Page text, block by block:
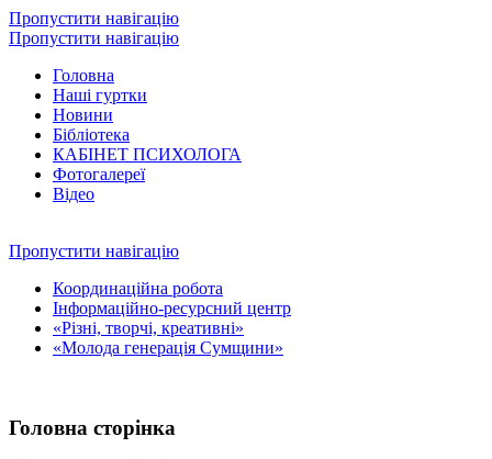
Пропустити навігацію
Пропустити навігацію
Головна
Наші гуртки
Новини
Бібліотека
КАБІНЕТ ПСИХОЛОГА
Фотогалереї
Відео
Пропустити навігацію
Координаційна робота
Інформаційно-ресурсний центр
«Різні, творчі, креативні»
«Молода генерація Сумщини»
Головна сторінка